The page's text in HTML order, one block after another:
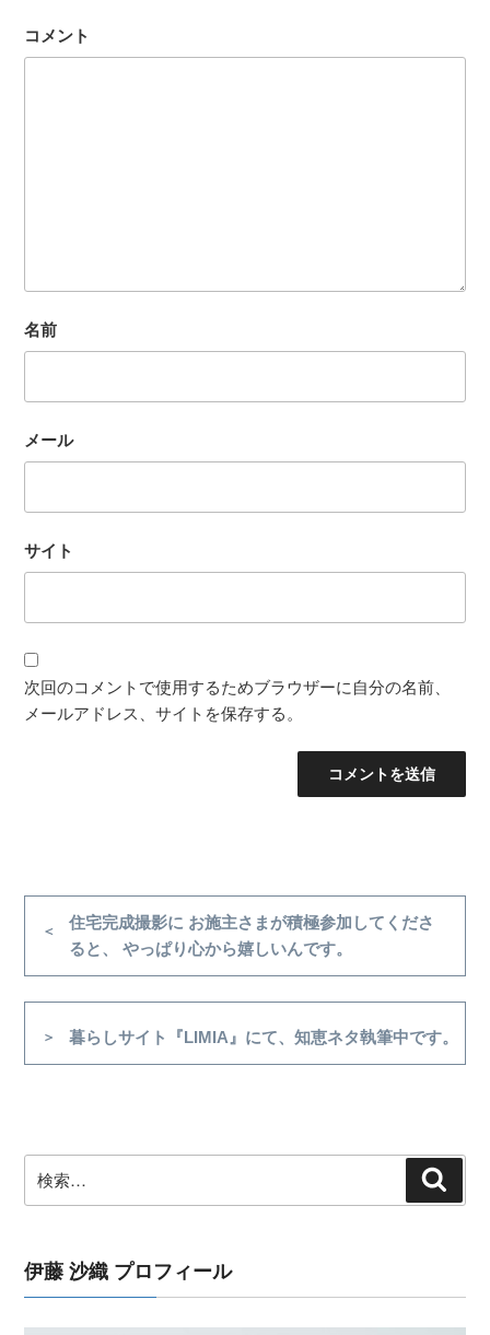
コメント
名前
メール
サイト
次回のコメントで使用するためブラウザーに自分の名前、
メールアドレス、サイトを保存する。
投
ー
前
の
住宅完成撮影に お施主さまが積極参加してくださ
ると、 やっぱり心から嬉しいんです。
次
暮らしサイト『LIMIA』にて、知恵ネタ執筆中です。
索:
索
伊藤 沙織 プロフィール